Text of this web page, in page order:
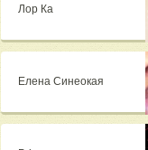
Лор Ка
Елена Синеокая